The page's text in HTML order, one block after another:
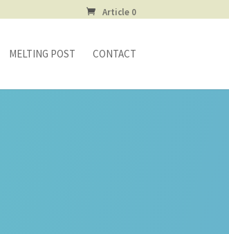
Article 0
MELTING POST CONTACT